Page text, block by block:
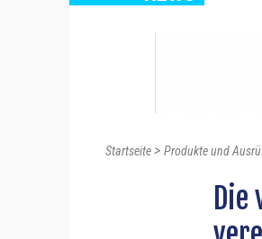
Startseite> Produkte und